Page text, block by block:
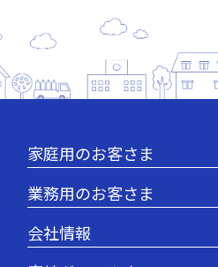
家庭用のお客さま
業務用のお客さま
会社情報